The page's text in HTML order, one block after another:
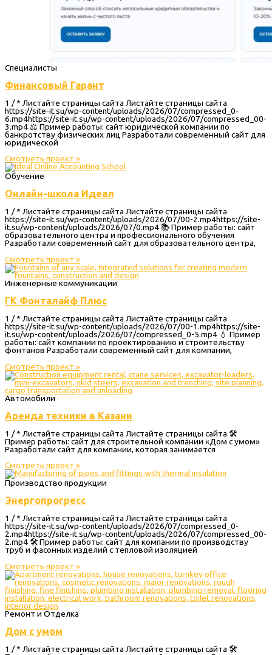
Специалисты
Финансовый Гарант
1 / * Листайте страницы сайта Листайте страницы сайта
https://site-it.su/wp-content/uploads/2026/07/compressed_0-
6.mp4https://site-it.su/wp-content/uploads/2026/07/compressed_00-
3.mp4 ⚖️ Пример работы: сайт юридической компании по
банкротству физических лиц Разработали современный сайт для
юридической
Смотреть проект »
Обучение
Онлайн-школа Идеал
1 / * Листайте страницы сайта Листайте страницы сайта
https://site-it.su/wp-content/uploads/2026/07/00-2.mp4https://site-
it.su/wp-content/uploads/2026/07/0.mp4 📚 Пример работы: сайт
образовательного центра и профессионального обучения
Разработали современный сайт для образовательного центра,
Смотреть проект »
Инженерные коммуникации
ГК Фонталайф Плюс
1 / * Листайте страницы сайта Листайте страницы сайта
https://site-it.su/wp-content/uploads/2026/07/00-1.mp4https://site-
it.su/wp-content/uploads/2026/07/compressed_0-5.mp4 💧 Пример
работы: сайт компании по проектированию и строительству
фонтанов Разработали современный сайт для компании,
Смотреть проект »
Автомобили
Аренда техники в Казани
1 / * Листайте страницы сайта Листайте страницы сайта 🛠
Пример работы: сайт для строительной компании «Дом с умом»
Разработали сайт для компании, которая занимается
Смотреть проект »
Производство продукции
Энергопрогресс
1 / * Листайте страницы сайта Листайте страницы сайта
https://site-it.su/wp-content/uploads/2026/07/compressed_0-
2.mp4https://site-it.su/wp-content/uploads/2026/07/compressed_00-
2.mp4 🛠 Пример работы: сайт для компании по производству
труб и фасонных изделий с тепловой изоляцией
Смотреть проект »
Ремонт и Отделка
Дом с умом
1 / * Листайте страницы сайта Листайте страницы сайта 🛠